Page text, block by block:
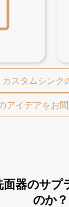
カスタムシンク
アイデアをお
器のサプ
のか？